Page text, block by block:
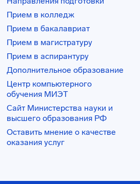
Прием в колледж
Прием в бакалавриат
Прием в магистратуру
Прием в аспирантуру
Дополнительное образование
Центр компьютерного
обучения МИЭТ
Сайт Министерства науки и
высшего образования РФ
Оставить мнение о качестве
оказания услуг